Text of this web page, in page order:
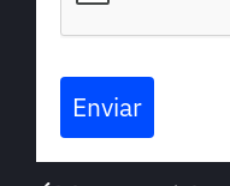
Enviar